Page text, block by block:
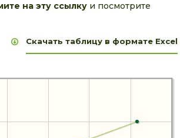
на эту ссылку и посмотрите
Скачать таблицу в формате Excel